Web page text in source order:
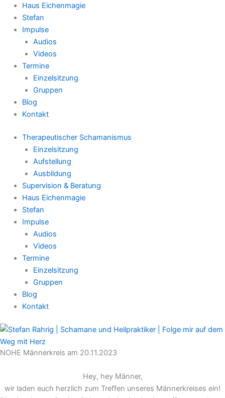
Haus Eichenmagie
Stefan
Impulse
Audios
Videos
Termine
Einzelsitzung
Gruppen
Blog
Kontakt
Therapeutischer Schamanismus
Einzelsitzung
Aufstellung
Ausbildung
Supervision & Beratung
Haus Eichenmagie
Stefan
Impulse
Audios
Videos
Termine
Einzelsitzung
Gruppen
Blog
Kontakt
NOHE Männerkreis am 20.11.2023
Hey, hey Männer,
wir laden euch herzlich zum Treffen unseres Männerkreises ein!